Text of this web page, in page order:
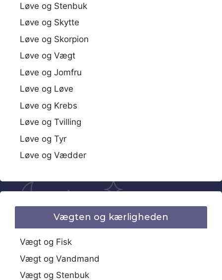
Løve og Stenbuk
Løve og Skytte
Løve og Skorpion
Løve og Vægt
Løve og Jomfru
Løve og Løve
Løve og Krebs
Løve og Tvilling
Løve og Tyr
Løve og Vædder
Vægten og kærligheden
Vægt og Fisk
Vægt og Vandmand
Vægt og Stenbuk